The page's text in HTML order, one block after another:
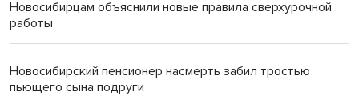
Новосибирцам объяснили новые правила сверхурочной
работы
Новосибирский пенсионер насмерть забил тростью
пьющего сына подруги